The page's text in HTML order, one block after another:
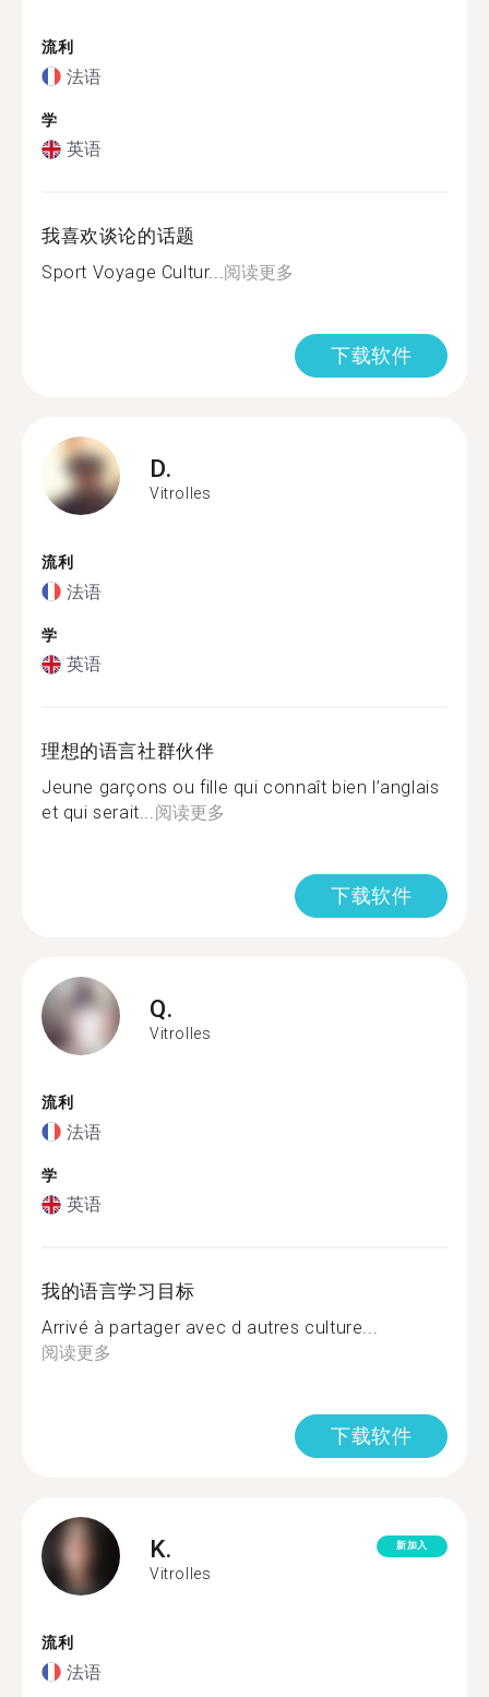
流利
法语
学
英语
我喜欢谈论的话题
Sport Voyage Cultur...阅读更多
下载软件
D.
Vitrolles
流利
法语
学
英语
理想的语言社群伙伴
Jeune garçons ou fille qui connaît bien l’anglais
et qui serait...阅读更多
下载软件
Q.
Vitrolles
流利
法语
学
英语
我的语言学习目标
Arrivé à partager avec d autres culture...
阅读更多
下载软件
K.
Vitrolles
新加入
流利
法语